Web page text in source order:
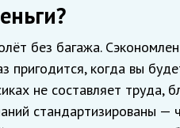
без багажа.
когда вы
не составляет труда,
стандартизированы